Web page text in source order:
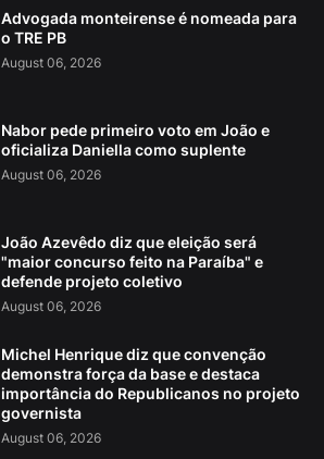
Advogada monteirense é nomeada para
o TRE PB
August 06, 2026
Nabor pede primeiro voto em João e
oficializa Daniella como suplente
August 06, 2026
João Azevêdo diz que eleição será
"maior concurso feito na Paraíba" e
defende projeto coletivo
August 06, 2026
Michel Henrique diz que convenção
demonstra força da base e destaca
importância do Republicanos no projeto
governista
August 06, 2026